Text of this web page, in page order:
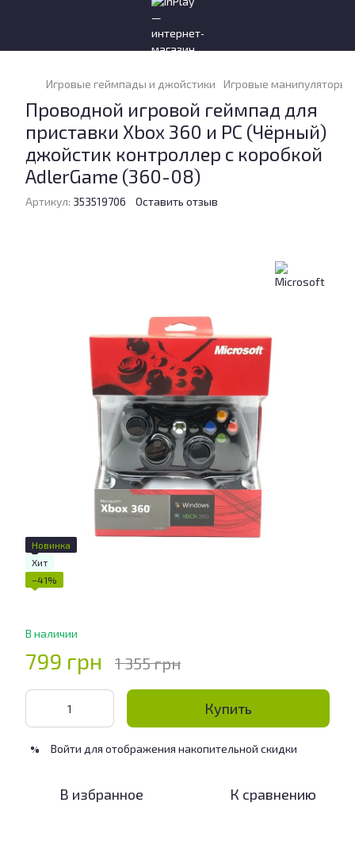
Игровые геймпады и джойстики Игровые манипуляторы
Проводной игровой геймпад для
приставки Xbox 360 и PC (Чёрный)
джойстик контроллер с коробкой
AdlerGame (360-08)
Артикул: 353519706 Оставить отзыв
Новинка
Хит
−41%
В наличии
799 грн 1 355 грн
Купить
% Войти для отображения накопительной скидки
В избранное К сравнению